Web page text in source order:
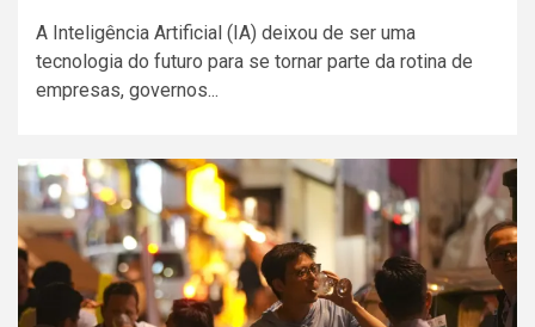
A Inteligência Artificial (IA) deixou de ser uma
tecnologia do futuro para se tornar parte da rotina de
empresas, governos...